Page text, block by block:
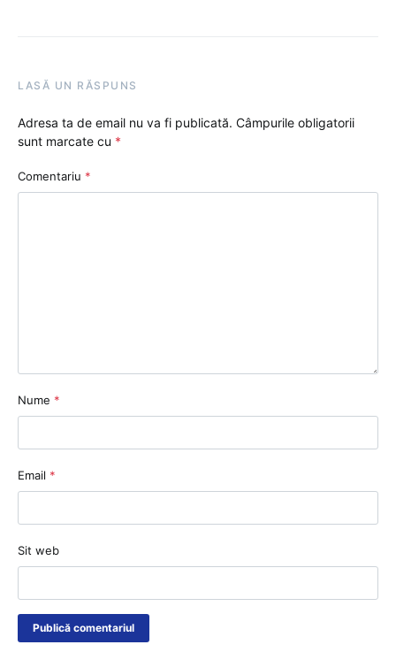
LASĂ UN RĂSPUNS
Adresa ta de email nu va fi publicată. Câmpurile obligatorii
sunt marcate cu *
Comentariu *
Nume *
Email *
Sit web